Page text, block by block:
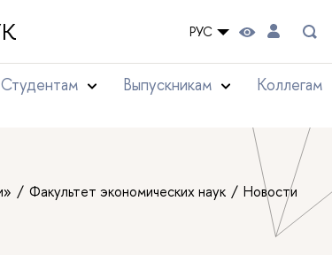
РУС
Студентам Выпускникам Коллегам
Факультет экономических наук Новости